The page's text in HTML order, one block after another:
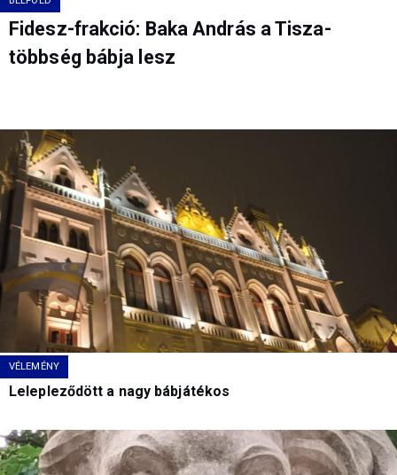
Fidesz-frakció: Baka András a Tisza-
többség bábja lesz
VÉLEMÉNY
Lelepleződött a nagy bábjátékos